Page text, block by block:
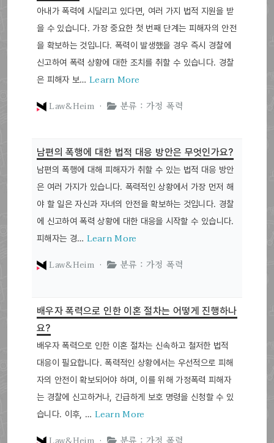
아내가 폭력에 시달리고 있다면, 여러 가지 법적 지원을 받
을 수 있습니다. 가장 중요한 첫 번째 단계는 피해자의 안전
을 확보하는 것입니다. 폭력이 발생했을 경우 즉시 경찰에
신고하여 폭력 상황에 대한 조치를 취할 수 있습니다. 경찰
은 피해자 보…Learn More
Law&Heim ·
분류 : 가정 폭력
남편의 폭행에 대한 법적 대응 방안은 무엇인가요?
남편의 폭행에 대해 피해자가 취할 수 있는 법적 대응 방안
은 여러 가지가 있습니다. 폭력적인 상황에서 가장 먼저 해
야 할 일은 자신과 자녀의 안전을 확보하는 것입니다. 경찰
에 신고하여 폭력 상황에 대한 대응을 시작할 수 있습니다.
피해자는 경… Learn More
Law&Heim ·
분류 : 가정 폭력
배우자 폭력으로 인한 이혼 절차는 어떻게 진행하나
요?
배우자 폭력으로 인한 이혼 절차는 신속하고 철저한 법적
대응이 필요합니다. 폭력적인 상황에서는 우선적으로 피해
자의 안전이 확보되어야 하며, 이를 위해 가정폭력 피해자
는 경찰에 신고하거나, 긴급하게 보호 명령을 신청할 수 있
습니다. 이후, … Learn More
분류 : 가정 폭력